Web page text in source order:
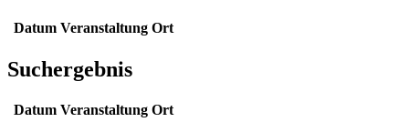
Datum Veranstaltung Ort
Suchergebnis
Datum Veranstaltung Ort